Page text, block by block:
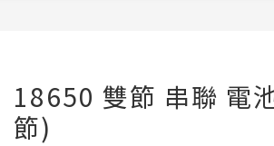
18650 雙節 串聯 電
節)